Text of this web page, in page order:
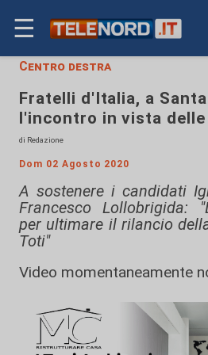
☰
Centro destra
Fratelli d'Italia, a
l'incontro in vista
di Redazione
Dom 02 Agosto 2020
A sostenere i candidati
Francesco Lollobrigida:
per ultimare il rilancio
Toti"
Video momentaneamente